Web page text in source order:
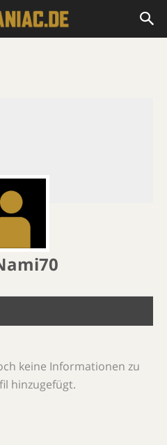
keine Informationen zu
hinzugefügt.